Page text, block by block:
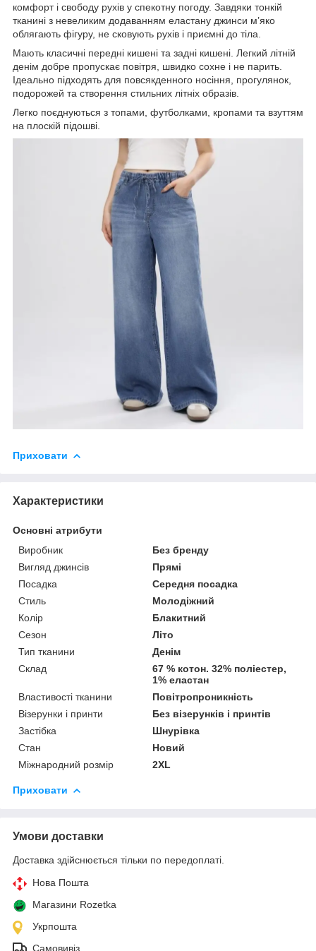
комфорт і свободу рухів у спекотну погоду. Завдяки тонкій
тканині з невеликим додаванням еластану джинси м’яко
облягають фігуру, не сковують рухів і приємні до тіла.
Мають класичні передні кишені та задні кишені. Легкий літній
денім добре пропускає повітря, швидко сохне і не парить.
Ідеально підходять для повсякденного носіння, прогулянок,
подорожей та створення стильних літніх образів.
Легко поєднуються з топами, футболками, кропами та взуттям
на плоскій підошві.
Приховати
Характеристики
Основні атрибути
Виробник
Без бренду
Вигляд джинсів
Прямі
Посадка
Середня посадка
Стиль
Молодіжний
Колір
Блакитний
Сезон
Літо
Тип тканини
Денім
Склад
67 % котон. 32% поліестер,
1% еластан
Властивості тканини
Повітропроникність
Візерунки і принти
Без візерунків і принтів
Застібка
Шнурівка
Стан
Новий
Міжнародний розмір
2XL
Приховати
Умови доставки
Доставка здійснюється тільки по передоплаті.
Нова Пошта
Магазини Rozetka
Укрпошта
Самовивіз